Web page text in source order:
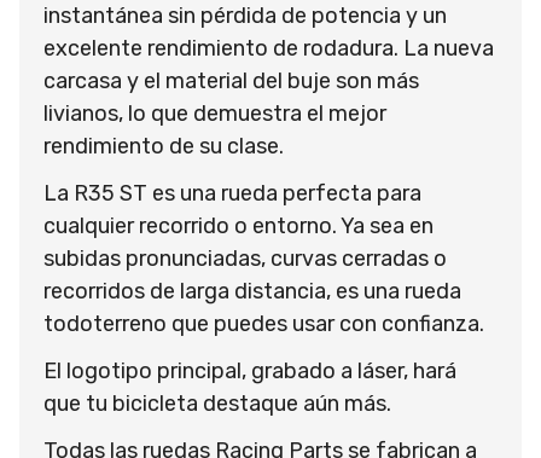
instantánea sin pérdida de potencia y un
excelente rendimiento de rodadura. La nueva
carcasa y el material del buje son más
livianos, lo que demuestra el mejor
rendimiento de su clase.
La R35 ST es una rueda perfecta para
cualquier recorrido o entorno. Ya sea en
subidas pronunciadas, curvas cerradas o
recorridos de larga distancia, es una rueda
todoterreno que puedes usar con confianza.
El logotipo principal, grabado a láser, hará
que tu bicicleta destaque aún más.
Todas las ruedas Racing Parts se fabrican a